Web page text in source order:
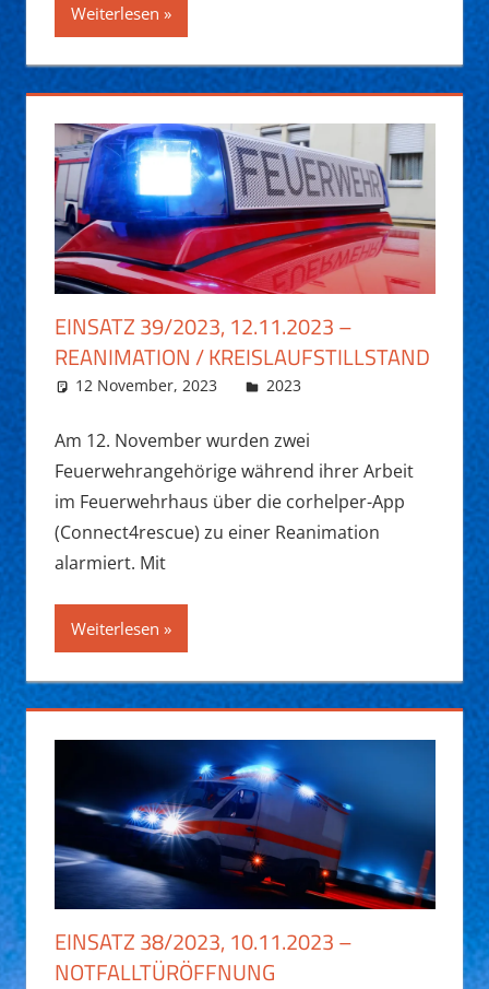
Weiterlesen
EINSATZ 39/2023, 12.11.2023 –
REANIMATION / KREISLAUFSTILLSTAND
12 November, 2023 Daniel Fuchs
2023
Am 12. November wurden zwei
Feuerwehrangehörige während ihrer Arbeit
im Feuerwehrhaus über die corhelper-App
(Connect4rescue) zu einer Reanimation
alarmiert. Mit
Weiterlesen
EINSATZ 38/2023, 10.11.2023 –
NOTFALLTÜRÖFFNUNG